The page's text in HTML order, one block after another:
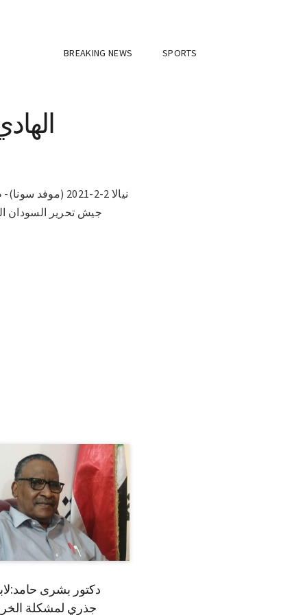
BREAKING NEWS SPORTS
نيالا 2-2-2021
جيش تحرير السودان
دكتور بشرى
جذري لمشكلة